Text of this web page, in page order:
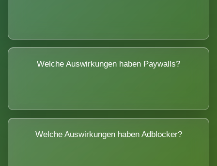
Welche Auswirkungen haben Paywalls?
Welche Auswirkungen haben Adblocker?